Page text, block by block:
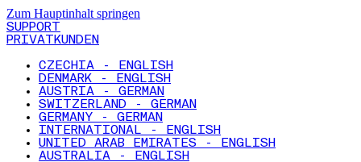
Zum Hauptinhalt springen
SUPPORT
PRIVATKUNDEN
CZECHIA - ENGLISH
DENMARK - ENGLISH
AUSTRIA - GERMAN
SWITZERLAND - GERMAN
GERMANY - GERMAN
INTERNATIONAL - ENGLISH
UNITED ARAB EMIRATES - ENGLISH
AUSTRALIA - ENGLISH